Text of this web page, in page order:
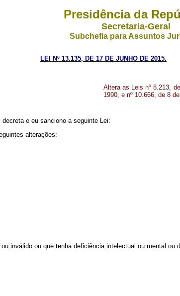
Presidência da
Secretaria-Geral
Subchefia para Assuntos
LEI Nº 13.135, DE 17 DE JUNHO DE 2015.
Altera as Leis nº 8.213,
1990, e nº 10.666, de 8
e eu sanciono a seguinte Lei:
alterações:
inválido ou que tenha deficiência intelectual ou mental ou